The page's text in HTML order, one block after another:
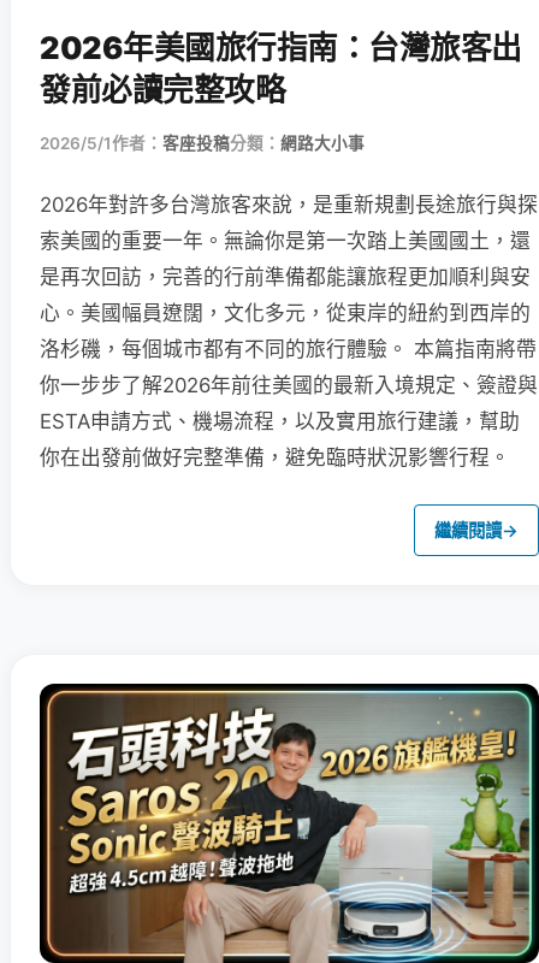
2026年美國旅行指南：台灣旅客出
發前必讀完整攻略
2026/5/1作者： 客座投稿分類： 網路大小事
2026年對許多台灣旅客來說，是重新規劃長途旅行與探
索美國的重要一年。無論你是第一次踏上美國國土，還
是再次回訪，完善的行前準備都能讓旅程更加順利與安
心。美國幅員遼闊，文化多元，從東岸的紐約到西岸的
洛杉磯，每個城市都有不同的旅行體驗。 本篇指南將帶
你一步步了解2026年前往美國的最新入境規定、簽證與
ESTA申請方式、機場流程，以及實用旅行建議，幫助
你在出發前做好完整準備，避免臨時狀況影響行程。
繼續閱讀→